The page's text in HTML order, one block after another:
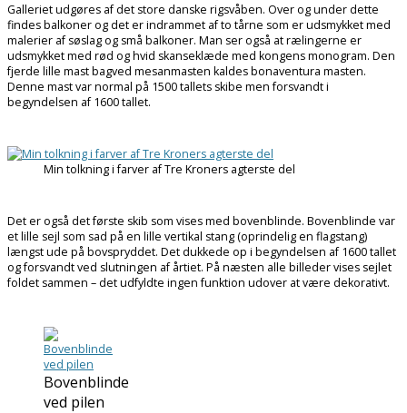
Galleriet udgøres af det store danske rigsvåben. Over og under dette
findes balkoner og det er indrammet af to tårne som er udsmykket med
malerier af søslag og små balkoner. Man ser også at rælingerne er
udsmykket med rød og hvid skanseklæde med kongens monogram. Den
fjerde lille mast bagved mesanmasten kaldes bonaventura masten.
Denne mast var normal på 1500 tallets skibe men forsvandt i
begyndelsen af 1600 tallet.
Min tolkning i farver af Tre Kroners agterste del
Det er også det første skib som vises med bovenblinde. Bovenblinde var
et lille sejl som sad på en lille vertikal stang (oprindelig en flagstang)
længst ude på bovspryddet. Det dukkede op i begyndelsen af 1600 tallet
og forsvandt ved slutningen af årtiet. På næsten alle billeder vises sejlet
foldet sammen – det udfyldte ingen funktion udover at være dekorativt.
Bovenblinde
ved pilen